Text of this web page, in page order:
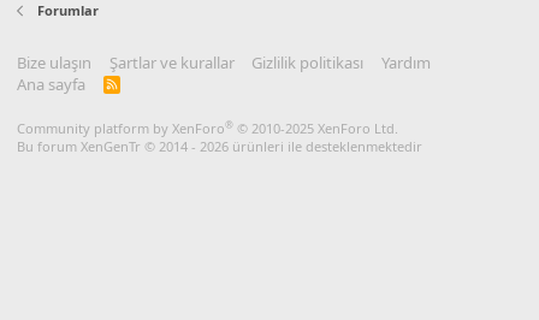
Forumlar
Bize ulaşın Şartlar ve kurallar Gizlilik politikası
Yardım
Ana sayfa
R
Community platform by XenForo® © 2010-2025 XenForo Ltd.
Bu forum XenGenTr © 2014 - 2026 ürünleri ile desteklenmektedir